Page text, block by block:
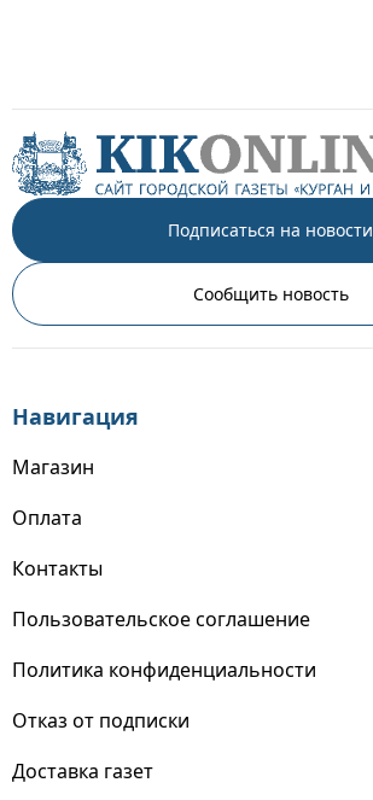
Подписаться на новости
Сообщить новость
Навигация
Магазин
Оплата
Контакты
Пользовательское соглашение
Политика конфиденциальности
Отказ от подписки
Доставка газет